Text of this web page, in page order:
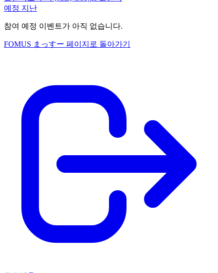
예정 지난
참여 예정 이벤트가 아직 없습니다.
FOMUS まっすー 페이지로 돌아가기